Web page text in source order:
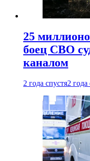
25
боец СВО
каналом
2 года спустя2 года